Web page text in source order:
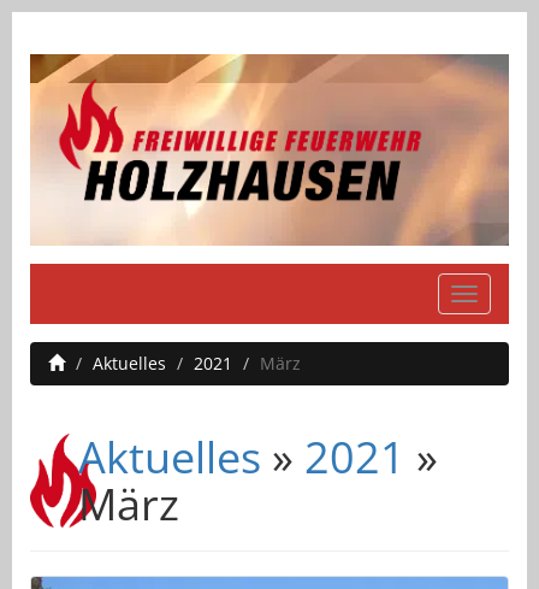
Aktuelles
2021 März
Aktuelles » 2021 »
März